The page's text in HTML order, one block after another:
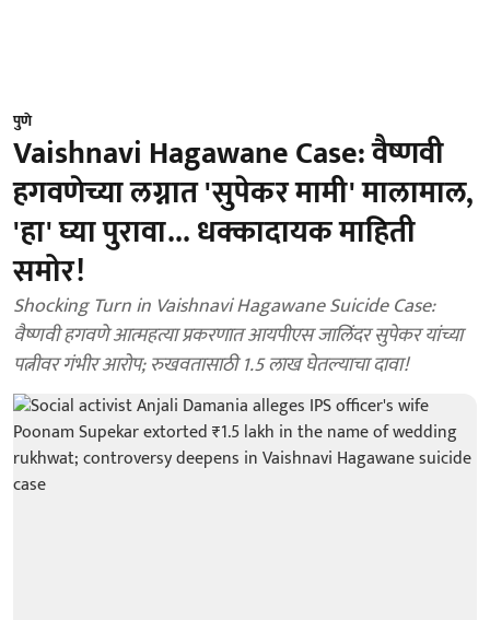
पुणे
Vaishnavi Hagawane Case: वैष्णवी
हगवणेच्या लग्नात 'सुपेकर मामी' मालामाल,
'हा' घ्या पुरावा... धक्कादायक माहिती
समोर!
Shocking Turn in Vaishnavi Hagawane Suicide Case:
वैष्णवी हगवणे आत्महत्या प्रकरणात आयपीएस जालिंदर सुपेकर यांच्या
पत्नीवर गंभीर आरोप; रुखवतासाठी 1.5 लाख घेतल्याचा दावा!